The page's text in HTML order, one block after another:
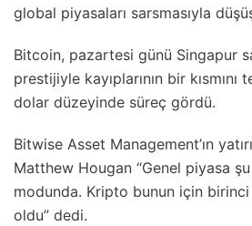
global piyasaları sarsmasıyla
Bitcoin, pazartesi günü Singapur
prestijiyle kayıplarının bir
dolar düzeyinde süreç gördü.
Bitwise Asset Management’ın
Matthew Hougan “Genel piyasa
modunda. Kripto bunun için
oldu” dedi.